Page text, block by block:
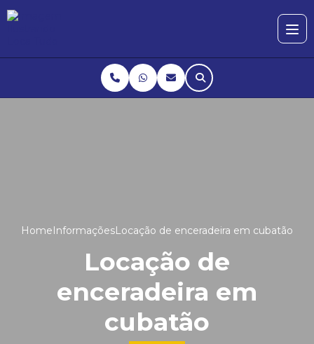
HomeInformaçõesLocação de enceradeira em cubatão
Locação de
enceradeira em
cubatão